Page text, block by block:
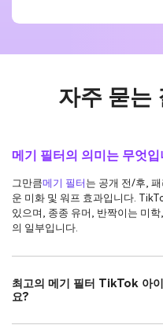
자주 묻는
메기 필터의 의미는 무엇입
그만큼메기 필터 는 공개 전/후,
운 미화 및 워프 효과입니다.
있으며, 종종 유머, 반짝이는 미
의 일부입니다.
최고의 메기 필터 TikTok 아
요?